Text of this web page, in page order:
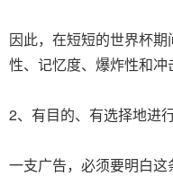
因此，在短短的世界杯
性、记忆度、爆炸性和冲
2、有目的、有选择地进
一支广告，必须要明白